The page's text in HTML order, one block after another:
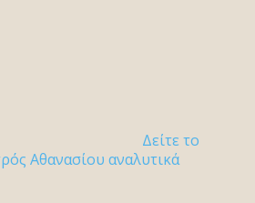
Δείτε το
Αθανασίου αναλυτικά